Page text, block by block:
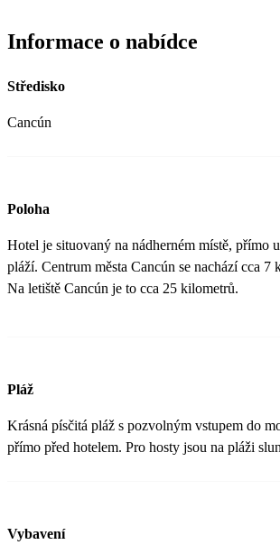
Informace o nabídce
Středisko
Cancún
Poloha
Hotel je situovaný na nádherném místě, přímo
pláží. Centrum města Cancún se nachází cca 7
Na letiště Cancún je to cca 25 kilometrů.
Pláž
Krásná písčitá pláž s pozvolným vstupem do
přímo před hotelem. Pro hosty jsou na pláži
Vybavení